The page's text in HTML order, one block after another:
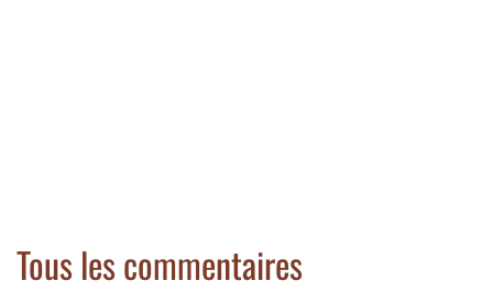
Tous les commentaires